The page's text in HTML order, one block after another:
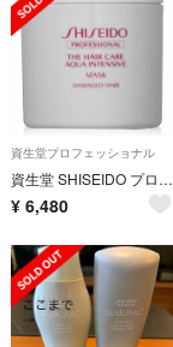
資生堂プロフェッショナル
資生堂 SHISEIDO プロフェッショナル アクアインテンシブ マスク
¥ 6,480